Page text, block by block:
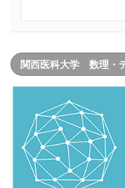
関西医科大学 数理・
（リテラシーレベル）